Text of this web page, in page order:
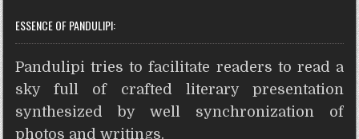
a
t
s
A
p
p
c
e
b
o
o
k
i
t
t
e
r
t
e
r
e
s
s
e
n
g
e
n
t
d
i
t
r
e
ESSENCE OF PANDULIPI:
Pandulipi tries to facilitate readers to read a
sky full of crafted literary presentation
synthesized by well synchronization of
photos and writings.